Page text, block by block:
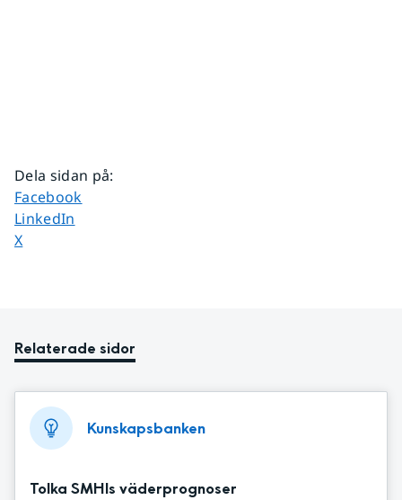
Dela sidan på:
Dela sidan på
Facebook
Dela sidan på
LinkedIn
Dela sidan på
X
Relaterade sidor
Kunskapsbanken
Tolka SMHIs väderprognoser